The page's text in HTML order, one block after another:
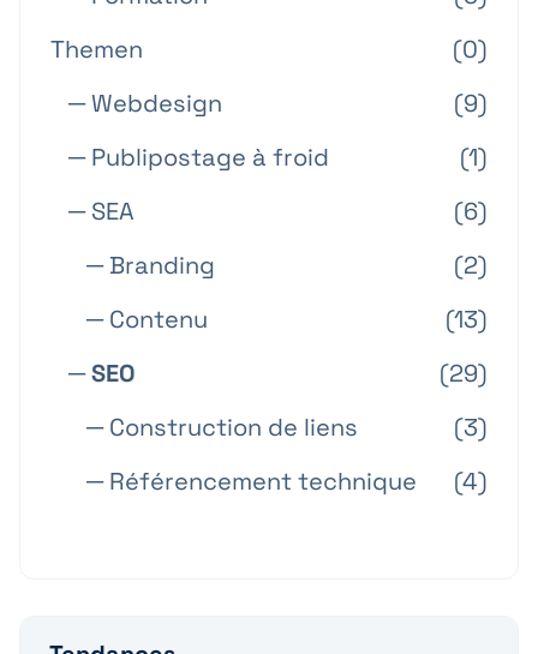
Themen
(0)
─ Webdesign
(9)
─ Publipostage à froid
(1)
─ SEA
(6)
─ Branding
(2)
─ Contenu
(13)
─ SEO
(29)
─ Construction de liens
(3)
─ Référencement technique
(4)